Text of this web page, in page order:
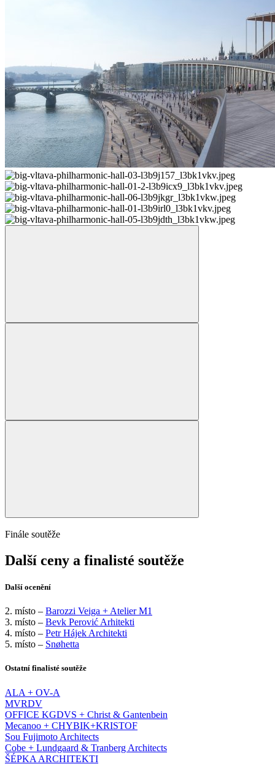
Finále soutěže
Další ceny a finalisté soutěže
Další ocenění
2. místo – Barozzi Veiga + Atelier M1
3. místo – Bevk Perović Arhitekti
4. místo – Petr Hájek Architekti
5. místo – Snøhetta
Ostatní finalisté soutěže
ALA + OV-A
MVRDV
OFFICE KGDVS + Christ & Gantenbein
Mecanoo + CHYBIK+KRISTOF
Sou Fujimoto Architects
Cobe + Lundgaard & Tranberg Architects
ŠÉPKA ARCHITEKTI